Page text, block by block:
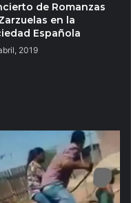
de Romanzas
en la
Española
2019